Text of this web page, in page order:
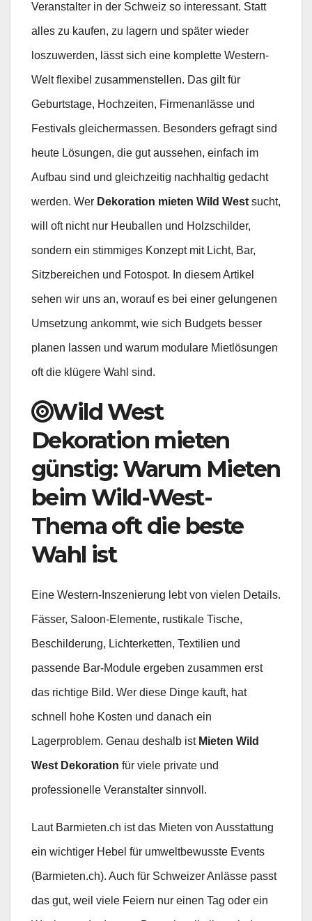
Veranstalter in der Schweiz so interessant. Statt
alles zu kaufen, zu lagern und später wieder
loszuwerden, lässt sich eine komplette Western-
Welt flexibel zusammenstellen. Das gilt für
Geburtstage, Hochzeiten, Firmenanlässe und
Festivals gleichermassen. Besonders gefragt sind
heute Lösungen, die gut aussehen, einfach im
Aufbau sind und gleichzeitig nachhaltig gedacht
werden. Wer Dekoration mieten Wild West sucht,
will oft nicht nur Heuballen und Holzschilder,
sondern ein stimmiges Konzept mit Licht, Bar,
Sitzbereichen und Fotospot. In diesem Artikel
sehen wir uns an, worauf es bei einer gelungenen
Umsetzung ankommt, wie sich Budgets besser
planen lassen und warum modulare Mietlösungen
oft die klügere Wahl sind.
Wild West
Dekoration mieten
günstig: Warum Mieten
beim Wild-West-
Thema oft die beste
Wahl ist
Eine Western-Inszenierung lebt von vielen Details.
Fässer, Saloon-Elemente, rustikale Tische,
Beschilderung, Lichterketten, Textilien und
passende Bar-Module ergeben zusammen erst
das richtige Bild. Wer diese Dinge kauft, hat
schnell hohe Kosten und danach ein
Lagerproblem. Genau deshalb ist Mieten Wild
West Dekoration für viele private und
professionelle Veranstalter sinnvoll.
Laut Barmieten.ch ist das Mieten von Ausstattung
ein wichtiger Hebel für umweltbewusste Events
(Barmieten.ch). Auch für Schweizer Anlässe passt
das gut, weil viele Feiern nur einen Tag oder ein